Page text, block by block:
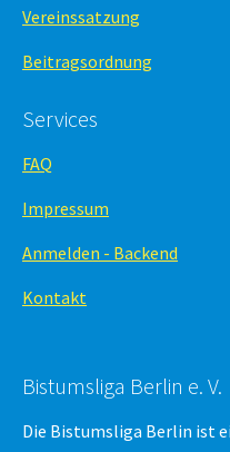
Vereinssatzung
Beitragsordnung
Services
FAQ
Impressum
Anmelden - Backend
Kontakt
Bistumsliga Berlin e. V.
Die Bistumsliga Berlin ist